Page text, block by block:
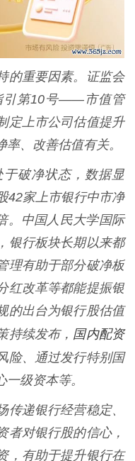
重要因素。证监会
引第10号——市值管
定上市公司估值提升
、改善估值有关。
破净状态，数据显
42家上市银行中市净
。中国人民大学国际
银行板块长期以来都
理有助于部分破净板
红改革等都能提振银
的出台为银行股估值
持续发布， 国内配资
险、通过发行特别国
级资本等。
递银行经营稳定、
者对银行股的信心，
，有助于提升银行在